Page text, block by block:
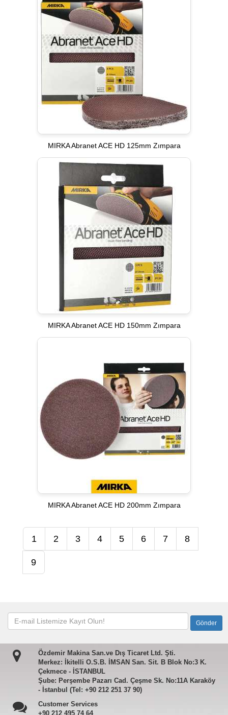
MIRKA Abranet ACE HD 125mm Zımpara
MIRKA Abranet ACE HD 150mm Zımpara
MIRKA Abranet ACE HD 200mm Zımpara
1 2 3 4 5 6 7 8
9
Özdemir Makina San.ve Dış Ticaret Ltd. Şti.
Merkez: İkitelli O.S.B. İMSAN San. Sit. B Blok No:3 K.
Çekmece - İSTANBUL
Şube: Perşembe Pazarı Cad. Çeşme Sk. No:11A Karaköy
- İstanbul (Tel: +90 212 251 37 90)
Customer Services
+90 212 495 74 64